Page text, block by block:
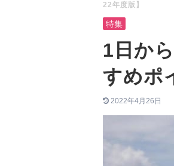
22年度版】
特集
1日か
すめポ
2022年4月26日